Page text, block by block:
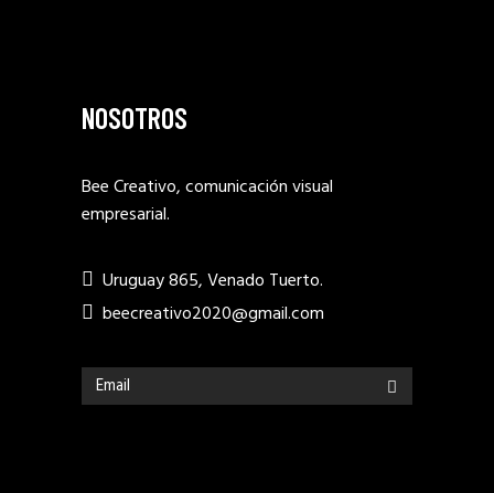
NOSOTROS
Bee Creativo, comunicación visual
empresarial.
Uruguay 865, Venado Tuerto.
beecreativo2020@gmail.com